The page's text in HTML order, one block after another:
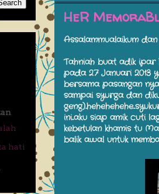
HeR
Assalammualaikum dan
Tahniah buat adik ipar
pada 27 Januari 2013
bersama pasangan nya
sampai syurga dan
ini...aku siap amik cuti
kebetulan khamis tu
balik awal untuk
hati